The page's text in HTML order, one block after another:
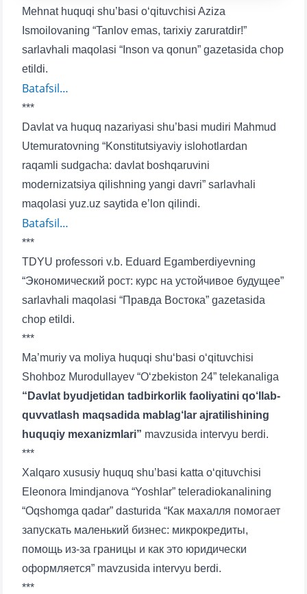
Mehnat huquqi shu’basi o‘qituvchisi Aziza
Ismoilovaning “Tanlov emas, tarixiy zaruratdir!”
sarlavhali maqolasi “Inson va qonun” gazetasida chop
etildi.
Batafsil…
***
Davlat va huquq nazariyasi shu’basi mudiri Mahmud
Utemuratovning “Konstitutsiyaviy islohotlardan
raqamli sudgacha: davlat boshqaruvini
modernizatsiya qilishning yangi davri” sarlavhali
maqolasi yuz.uz saytida e’lon qilindi.
Batafsil…
***
TDYU professori v.b. Eduard Egamberdiyevning
“Экономический рост: курс на устойчивое будущее”
sarlavhali maqolasi “Правда Востока” gazetasida
chop etildi.
***
Ma’muriy va moliya huquqi shu‘basi o‘qituvchisi
Shohboz Murodullayev “O‘zbekiston 24” telekanaliga
“Davlat byudjetidan tadbirkorlik faoliyatini qo‘llab-
quvvatlash maqsadida mablag‘lar ajratilishining
huquqiy mexanizmlari” mavzusida intervyu berdi.
***
Xalqaro xususiy huquq shu’basi katta o‘qituvchisi
Eleonora Imindjanova “Yoshlar” teleradiokanalining
“Oqshomga qadar” dasturida “Как махалля помогает
запускать маленький бизнес: микрокредиты,
помощь из-за границы и как это юридически
оформляется” mavzusida intervyu berdi.
***